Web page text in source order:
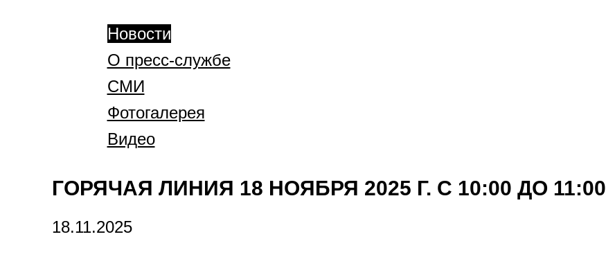
Новости
О пресс-службе
СМИ
Фотогалерея
Видео
ГОРЯЧАЯ ЛИНИЯ 18 НОЯБРЯ 2025 Г. С 10:00 ДО 11:00
18.11.2025